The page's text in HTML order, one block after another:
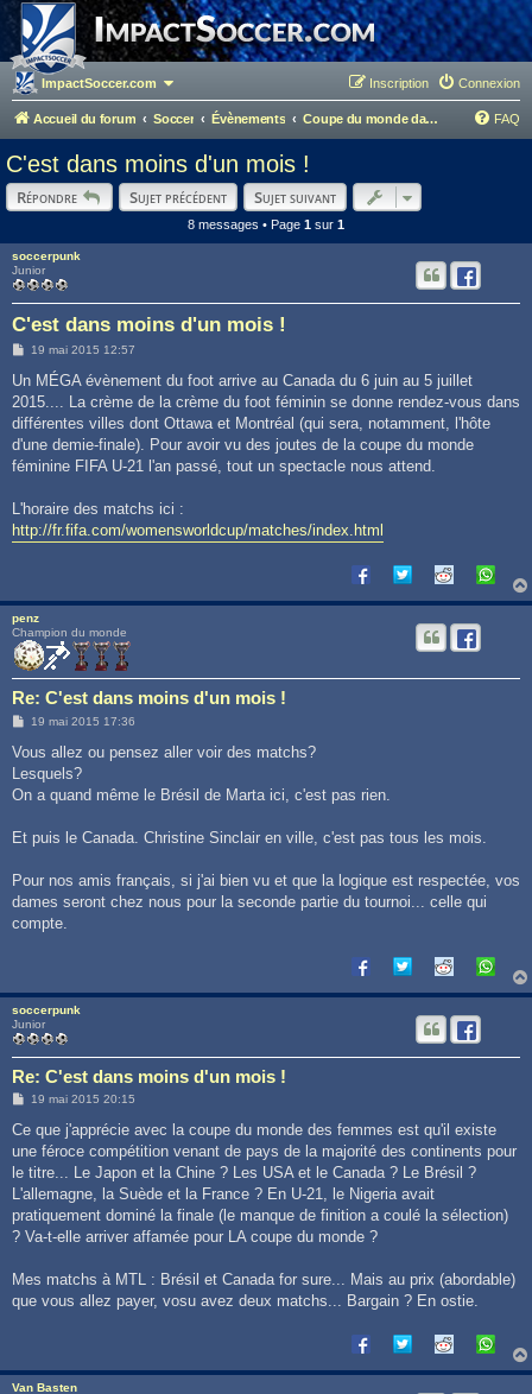
ImpactSoccer.com Connexion
Inscription
Accueil du forum Soccer Évènements Coupe du monde dames - Canada 2015 FAQ
C'est dans moins d'un mois !
Répondre Sujet précédent Sujet suivant
8 messages • Page 1 sur 1
soccerpunk
Junior
C'est dans moins d'un mois !
M
s
a
g
19 mai 2015 12:57
Un MÉGA évènement du foot arrive au Canada du 6 juin au 5 juillet
2015.... La crème de la crème du foot féminin se donne rendez-vous dans
différentes villes dont Ottawa et Montréal (qui sera, notamment, l'hôte
d'une demie-finale). Pour avoir vu des joutes de la coupe du monde
féminine FIFA U-21 l'an passé, tout un spectacle nous attend.
L'horaire des matchs ici :
http://fr.fifa.com/womensworldcup/matches/index.html
penz
Champion du monde
Re: C'est dans moins d'un mois !
M
s
a
g
19 mai 2015 17:36
Vous allez ou pensez aller voir des matchs?
Lesquels?
On a quand même le Brésil de Marta ici, c'est pas rien.
Et puis le Canada. Christine Sinclair en ville, c'est pas tous les mois.
Pour nos amis français, si j'ai bien vu et que la logique est respectée, vos
dames seront chez nous pour la seconde partie du tournoi... celle qui
compte.
soccerpunk
Junior
Re: C'est dans moins d'un mois !
M
s
a
g
19 mai 2015 20:15
Ce que j'apprécie avec la coupe du monde des femmes est qu'il existe
une féroce compétition venant de pays de la majorité des continents pour
le titre... Le Japon et la Chine ? Les USA et le Canada ? Le Brésil ?
L'allemagne, la Suède et la France ? En U-21, le Nigeria avait
pratiquement dominé la finale (le manque de finition a coulé la sélection)
? Va-t-elle arriver affamée pour LA coupe du monde ?
Mes matchs à MTL : Brésil et Canada for sure... Mais au prix (abordable)
que vous allez payer, vosu avez deux matchs... Bargain ? En ostie.
Van Basten